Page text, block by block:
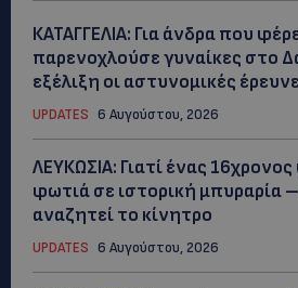
ΚΑΤΑΓΓΕΛΙΑ: Για άνδρα που
παρενοχλούσε γυναίκες στο
εξέλιξη οι αστυνομικές
UPDATES 6 Αυγούστου, 2026
ΛΕΥΚΩΣΙΑ: Γιατί ένας
φωτιά σε ιστορική μπυραρία
αναζητεί το κίνητρο
UPDATES 6 Αυγούστου, 2026